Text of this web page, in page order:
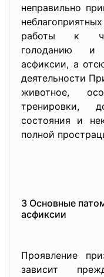
неправильно
работы к
голоданию и
асфиксии, а
деятельности
животное,
тренировки,
состояния и
полной
3 Основные
асфиксии
Проявление
зависит